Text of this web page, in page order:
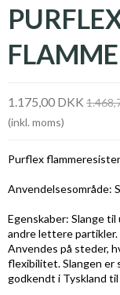
1.175,00 DKK
(inkl. moms)
Purflex
Anvendelsesområde:
Egenskaber: Slange
andre lettere partikler.
Anvendes på steder,
flexibilitet. Slangen er
godkendt i Tyskland